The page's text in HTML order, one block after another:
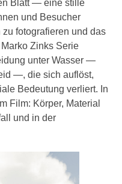
Blatt — eine stille
und Besucher
fotografieren und das
Zinks Serie
unter Wasser —
—, die sich auflöst,
Bedeutung verliert. In
Film: Körper, Material
und in der